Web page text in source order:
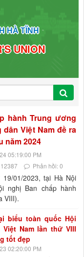
HÀ TĨNH
UNION
hành Trung ương
dân Việt Nam đề ra
năm 2024
05:19:00 PM
Phản hồi: 0
19/01/2023, tại Hà Nội
nghị Ban chấp hành
VIII).
biểu toàn quốc Hội
Việt Nam lần thứ VIII
tốt đẹp
02:20:00 PM